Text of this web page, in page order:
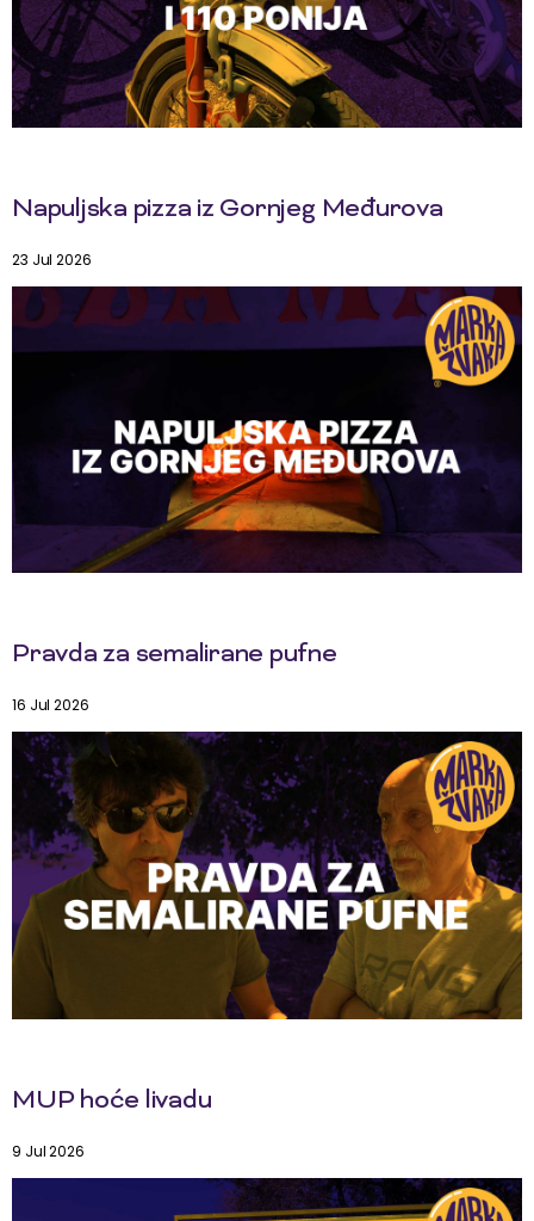
Napuljska pizza iz Gornjeg Međurova
23 Jul 2026
Pravda za semalirane pufne
16 Jul 2026
MUP hoće livadu
9 Jul 2026